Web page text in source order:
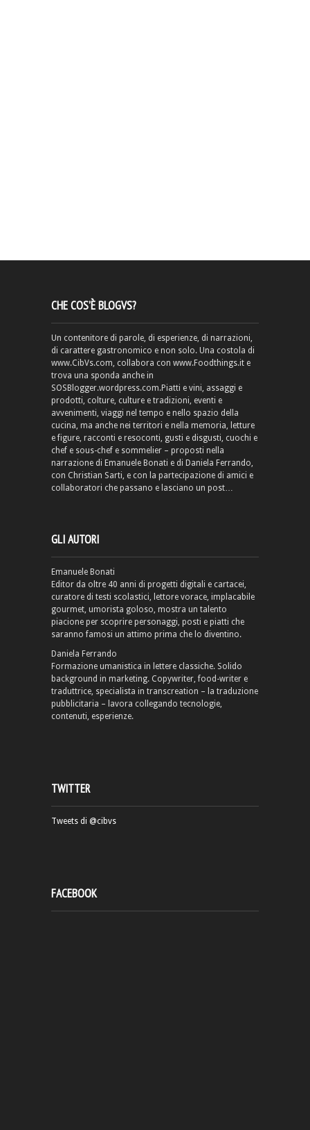
CHE COS’È BLOGVS?
Un contenitore di parole, di esperienze, di narrazioni,
di carattere gastronomico e non solo. Una costola di
www.CibVs.com, collabora con www.Foodthings.it e
trova una sponda anche in
SOSBlogger.wordpress.com.Piatti e vini, assaggi e
prodotti, colture, culture e tradizioni, eventi e
avvenimenti, viaggi nel tempo e nello spazio della
cucina, ma anche nei territori e nella memoria, letture
e figure, racconti e resoconti, gusti e disgusti, cuochi e
chef e sous-chef e sommelier – proposti nella
narrazione di Emanuele Bonati e di Daniela Ferrando,
con Christian Sarti, e con la partecipazione di amici e
collaboratori che passano e lasciano un post…
GLI AUTORI
Emanuele Bonati
Editor da oltre 40 anni di progetti digitali e cartacei,
curatore di testi scolastici, lettore vorace, implacabile
gourmet, umorista goloso, mostra un talento
piacione per scoprire personaggi, posti e piatti che
saranno famosi un attimo prima che lo diventino.
Daniela Ferrando
Formazione umanistica in lettere classiche. Solido
background in marketing. Copywriter, food-writer e
traduttrice, specialista in transcreation – la traduzione
pubblicitaria – lavora collegando tecnologie,
contenuti, esperienze.
TWITTER
Tweets di @cibvs
FACEBOOK